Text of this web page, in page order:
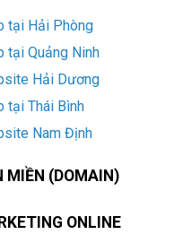
tại Hải Phòng
tại Quảng Ninh
Hải Dương
tại Thái Bình
Nam Định
MIỀN (DOMAIN)
ONLINE